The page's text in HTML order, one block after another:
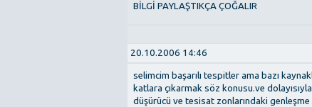
BİLGİ PAYLAŞTIKÇA ÇOĞALIR
20.10.2006 14:46
selimcim başarılı tespitler ama bazı
katlara çıkarmak söz konusu.ve
düşürücü ve tesisat zonlarındaki